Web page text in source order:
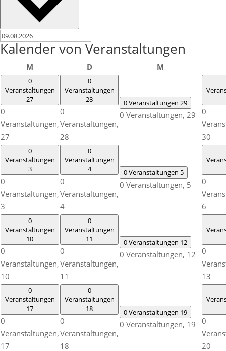
Kalender von Veranstaltungen
M DDienstag MMittwoch
0
Veranstaltungen
27
0
Veranstaltungen,
27
0
Veranstaltungen
28
0
Veranstaltungen,
28
0 Veranstaltungen 29
0 Veranstaltungen, 29
0
30
0
Veranstaltungen
3
0
Veranstaltungen,
3
0
Veranstaltungen
4
0
Veranstaltungen,
4
0 Veranstaltungen 5
0 Veranstaltungen, 5
0
6
0
Veranstaltungen
10
0
Veranstaltungen,
10
0
Veranstaltungen
11
0
Veranstaltungen,
11
0 Veranstaltungen 12
0 Veranstaltungen, 12
0
13
0
Veranstaltungen
17
0
Veranstaltungen,
17
0
Veranstaltungen
18
0
Veranstaltungen,
18
0 Veranstaltungen 19
0 Veranstaltungen, 19
0
20